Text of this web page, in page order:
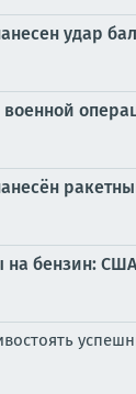
удар
на бензин: